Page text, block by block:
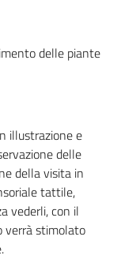
delle piante
illustrazione e
delle
della visita in
tattile,
vederli, con il
verrà stimolato